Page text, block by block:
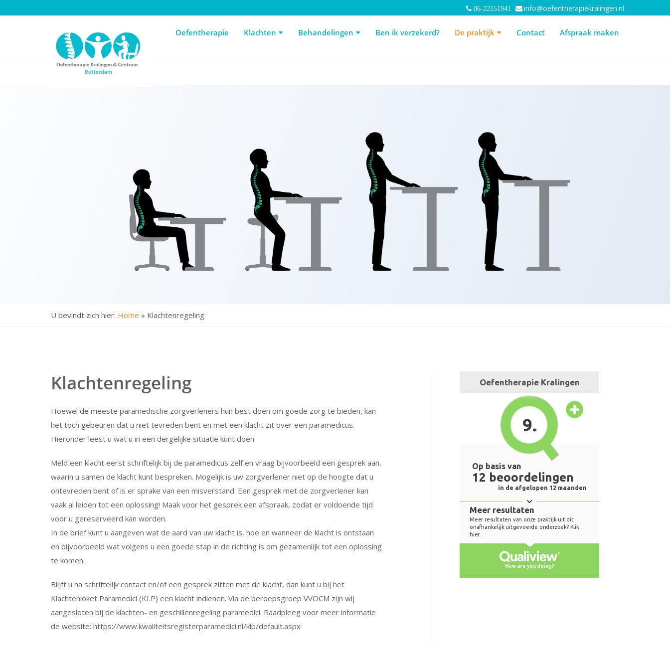
Oefentherapie Klachten Behandelingen Ben ik verzekerd? De praktijk Contact Afspraak maken
06-22151941 info@oefentherapiekralingen.nl
Oefentherapie Klachten Behandelingen Ben ik verzekerd? De praktijk Contact Afspraak maken
U bevindt zich hier: Home » Klachtenregeling
Klachtenregeling
Hoewel de meeste paramedische zorgverleners hun best doen om goede zorg te bieden, kan
het toch gebeuren dat u niet tevreden bent en met een klacht zit over een paramedicus.
Hieronder leest u wat u in een dergelijke situatie kunt doen.
Meld een klacht eerst schriftelijk bij de paramedicus zelf en vraag bijvoorbeeld een gesprek aan,
waarin u samen de klacht kunt bespreken. Mogelijk is uw zorgverlener niet op de hoogte dat u
ontevreden bent of is er sprake van een misverstand. Een gesprek met de zorgverlener kan
vaak al leiden tot een oplossing! Maak voor het gesprek een afspraak, zodat er voldoende tijd
voor u gereserveerd kan worden.
In de brief kunt u aangeven wat de aard van uw klacht is, hoe en wanneer de klacht is ontstaan
en bijvoorbeeld wat volgens u een goede stap in de richting is om gezamenlijk tot een oplossing
te komen.
Blijft u na schriftelijk contact en/of een gesprek zitten met de klacht, dan kunt u bij het
Klachtenloket Paramedici (KLP) een klacht indienen. Via de beroepsgroep VVOCM zijn wij
aangesloten bij de klachten- en geschillenregeling paramedici. Raadpleeg voor meer informatie
de website: https://www.kwaliteitsregisterparamedici.nl/klp/default.aspx